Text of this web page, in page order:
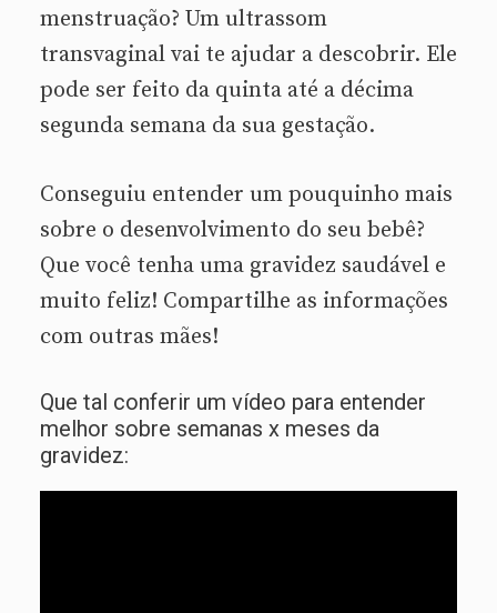
menstruação? Um ultrassom
transvaginal vai te ajudar a descobrir. Ele
pode ser feito da quinta até a décima
segunda semana da sua gestação.
Conseguiu entender um pouquinho mais
sobre o desenvolvimento do seu bebê?
Que você tenha uma gravidez saudável e
muito feliz! Compartilhe as informações
com outras mães!
Que tal conferir um vídeo para entender
melhor sobre semanas x meses da
gravidez: